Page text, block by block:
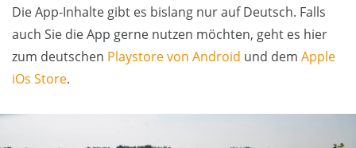
Die App-Inhalte gibt es bislang nur auf Deutsch. Falls
auch Sie die App gerne nutzen möchten, geht es hier
zum deutschen Playstore von Android und dem Apple
iOs Store.